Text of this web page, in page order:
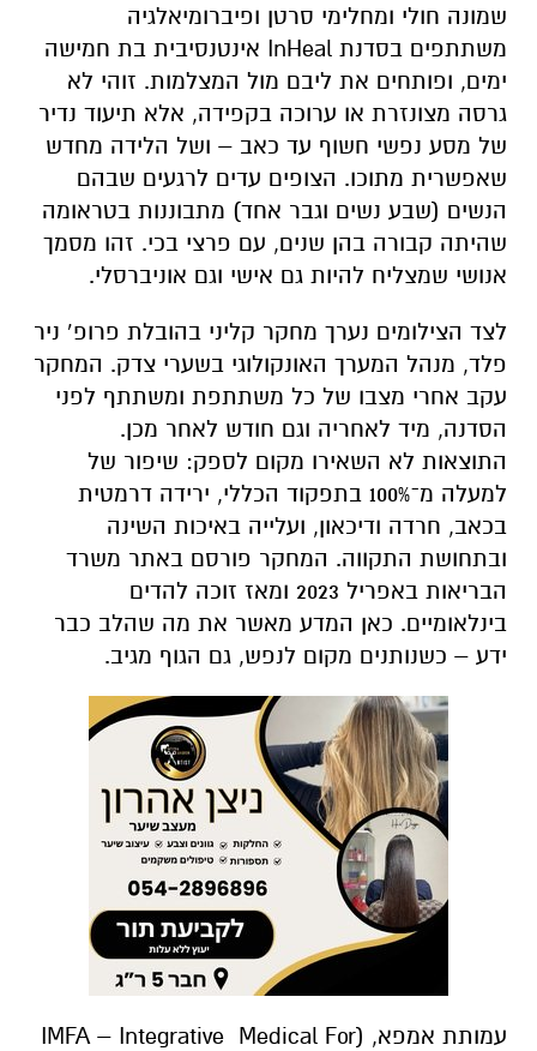
שמונה חולי ומחלימי סרטן ופיברומיאלגיה
משתתפים בסדנת InHeal אינטנסיבית בת חמישה
ימים, ופותחים את ליבם מול המצלמות. זוהי לא
גרסה מצונזרת או ערוכה בקפידה, אלא תיעוד נדיר
של מסע נפשי חשוף עד כאב – ושל הלידה מחדש
שאפשרית מתוכו. הצופים עדים לרגעים שבהם
הנשים (שבע נשים וגבר אחד) מתבוננות בטראומה
שהיתה קבורה בהן שנים, עם פרצי בכי. זהו מסמך
אנושי שמצליח להיות גם אישי וגם אוניברסלי.
לצד הצילומים נערך מחקר קליני בהובלת פרופ’ ניר
פלד, מנהל המערך האונקולוגי בשערי צדק. המחקר
עקב אחרי מצבו של כל משתתפת ומשתתף לפני
הסדנה, מיד לאחריה וגם חודש לאחר מכן.
התוצאות לא השאירו מקום לספק: שיפור של
למעלה מ־100% בתפקוד הכללי, ירידה דרמטית
בכאב, חרדה ודיכאון, ועלייה באיכות השינה
ובתחושת התקווה. המחקר פורסם באתר משרד
הבריאות באפריל 2023 ומאז זוכה להדים
בינלאומיים. כאן המדע מאשר את מה שהלב כבר
ידע – כשנותנים מקום לנפש, גם הגוף מגיב.
עמותת אמפא, (IMFA – Integrative Medical For